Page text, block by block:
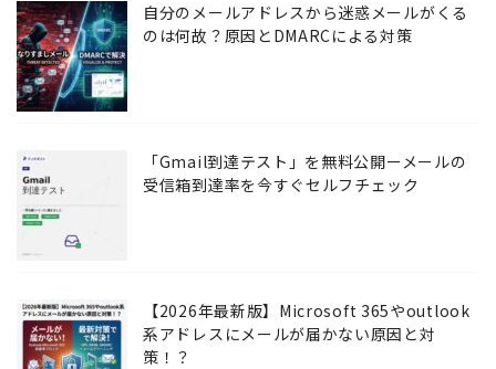
自分のメールアドレスから迷惑メールがくる
のは何故？原因とDMARCによる対策
「Gmail到達テスト」を無料公開ーメールの
受信箱到達率を今すぐセルフチェック
【2026年最新版】Microsoft 365やoutlook
系アドレスにメールが届かない原因と対
策！？